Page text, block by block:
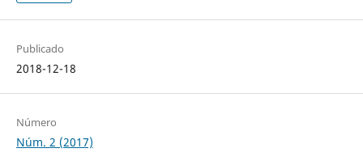
Publicado
2018-12-18
Número
Núm. 2 (2017)